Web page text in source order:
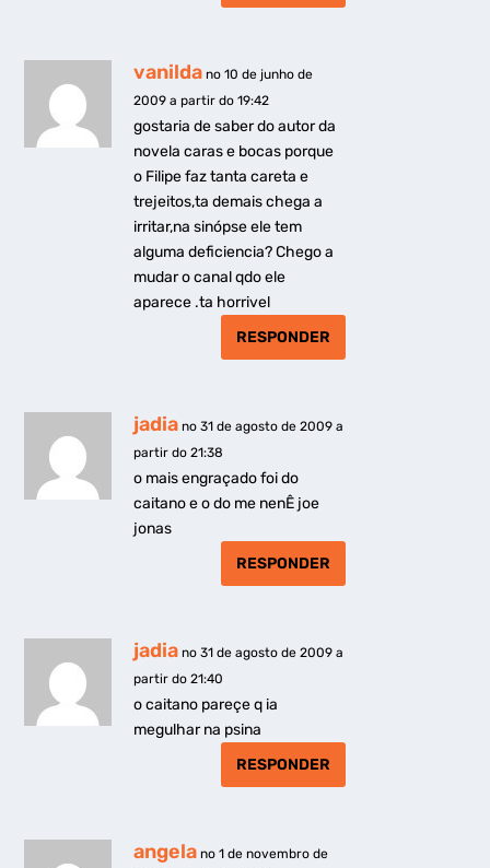
vanilda no 10 de junho de
2009 a partir do 19:42
gostaria de saber do autor da
novela caras e bocas porque
o Filipe faz tanta careta e
trejeitos,ta demais chega a
irritar,na sinópse ele tem
alguma deficiencia? Chego a
mudar o canal qdo ele
aparece .ta horrivel
RESPONDER
jadia no 31 de agosto de 2009 a
partir do 21:38
o mais engraçado foi do
caitano e o do me nenÊ joe
jonas
RESPONDER
jadia no 31 de agosto de 2009 a
partir do 21:40
o caitano pareçe q ia
megulhar na psina
RESPONDER
angela no 1 de novembro de